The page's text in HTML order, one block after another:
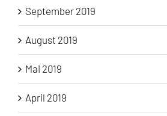
September 2019
August 2019
Mai 2019
April 2019